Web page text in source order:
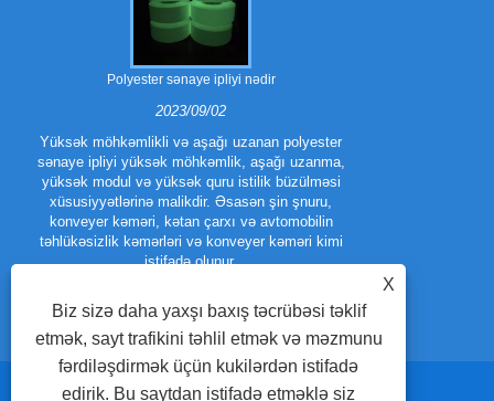
Polyester sənaye ipliyi nədir
2023/09/02
Yüksək möhkəmlikli və aşağı uzanan polyester
sənaye ipliyi yüksək möhkəmlik, aşağı uzanma,
yüksək modul və yüksək quru istilik büzülməsi
xüsusiyyətlərinə malikdir. Əsasən şin şnuru,
konveyer kəməri, kətan çarxı və avtomobilin
təhlükəsizlik kəmərləri və konveyer kəməri kimi
istifadə olunur.
X
Biz sizə daha yaxşı baxış təcrübəsi təklif
etmək, sayt trafikini təhlil etmək və məzmunu
fərdiləşdirmək üçün kukilərdən istifadə
edirik. Bu saytdan istifadə etməklə siz